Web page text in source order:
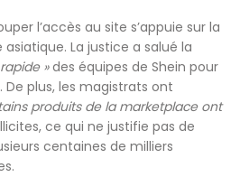
l’accès au site s’appuie sur la
La justice a salué la
»des équipes de Shein pour
plus, les magistrats ont
produits de la marketplace ont
ce qui ne justifie pas de
centaines de milliers